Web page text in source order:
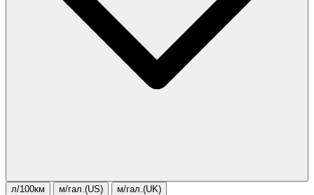
л/100км м/гал.(US) м/гал.(UK)